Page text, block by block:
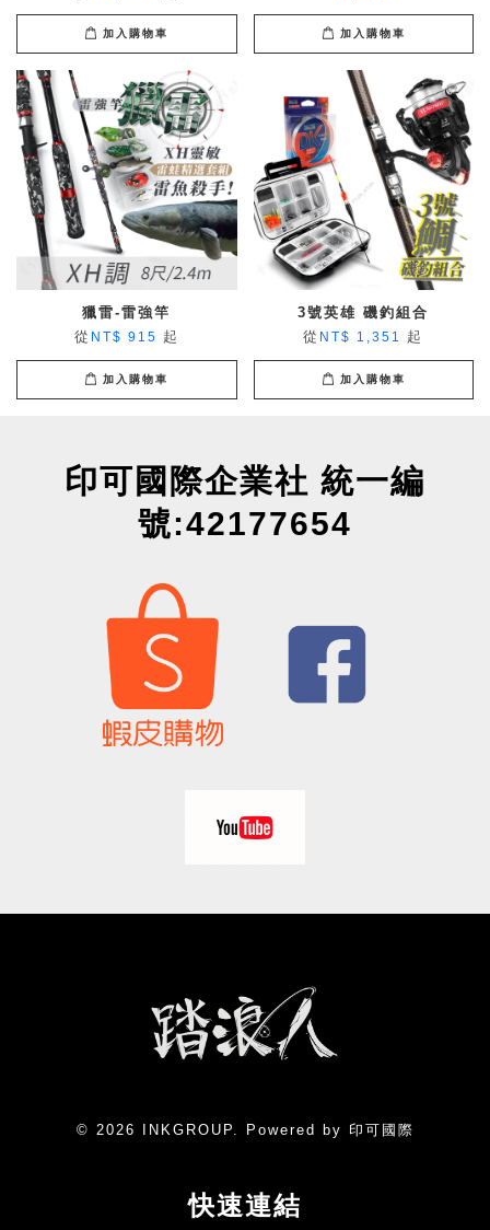
加入購物車 加入購物車
獵雷-雷強竿
從 NT$ 915 起
加入購物車
3號英雄 磯釣組合
從 NT$ 1,351 起
加入購物車
印可國際企業社 統一編
號:42177654
© 2026 INKGROUP. Powered by 印可國際
快速連結